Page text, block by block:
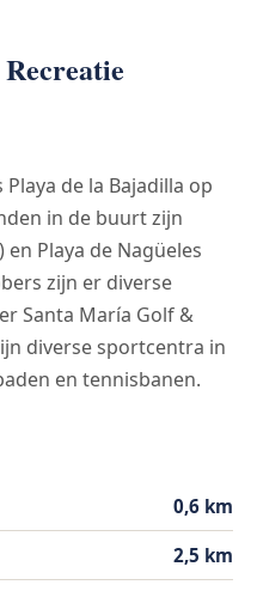
de la Bajadilla op
in de buurt zijn
en Playa de Nagüeles
zijn er diverse
Santa María Golf &
diverse sportcentra in
en tennisbanen.
0,6 km
2,5 km